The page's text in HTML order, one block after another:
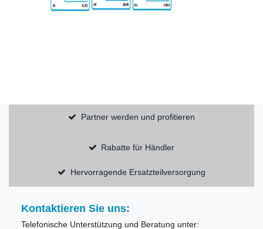
Partner werden und profitieren
Rabatte für Händler
Hervorragende Ersatzteilversorgung
Kontaktieren Sie uns:
Telefonische Unterstützung und Beratung unter: